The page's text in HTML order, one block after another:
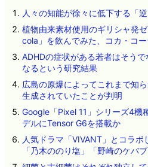
人々の知能が徐々に低下する「
植物由来素材使用のギリシャ発
cola」を飲んでみた、コカ・コ
ADHDの症状がある若者はそう
なるという研究結果
広島の原爆によってこれまで知
生成されていたことが判明
Google「Pixel 11」シリーズ4機
デルにTensor G6を搭載か
人気ドラマ「VIVANT」とコラ
「乃木ののり塩」「野崎のケバ